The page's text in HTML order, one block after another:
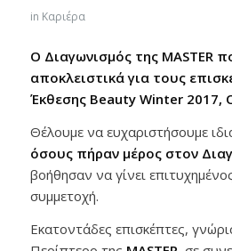
in Καριέρα
Ο Διαγωνισμός της MASTER
αποκλειστικά για τους
Έκθεσης Beauty Winter
Θέλουμε να ευχαριστήσουμε
όσους πήραν μέρος στον
βοήθησαν να γίνει
συμμετοχή.
Εκατοντάδες επισκέπτες,